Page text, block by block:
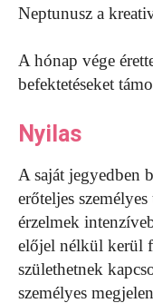
Neptunusz a
A hónap vége
befektetéseket
Nyilas
A saját jegyedben
erőteljes
érzelmek
előjel nélkül kerül
születhetnek
személyes